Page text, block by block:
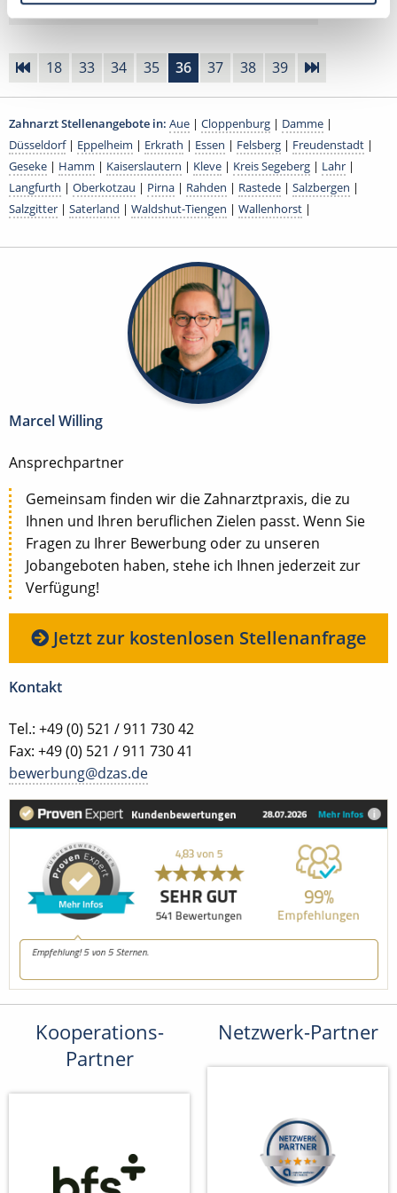
18 33 34 35 36 37 38 39
Zahnarzt Stellenangebote in: Aue | Cloppenburg | Damme |
Düsseldorf| Eppelheim | Erkrath | Essen | Felsberg | Freudenstadt |
Geseke | Hamm | Kaiserslautern | Kleve | Kreis Segeberg | Lahr |
Langfurth | Oberkotzau | Pirna | Rahden | Rastede | Salzbergen |
Salzgitter | Saterland | Waldshut-Tiengen | Wallenhorst |
Marcel Willing
Ansprechpartner
Gemeinsam finden wir die Zahnarztpraxis, die zu
Ihnen und Ihren beruflichen Zielen passt. Wenn Sie
Fragen zu Ihrer Bewerbung oder zu unseren
Jobangeboten haben, stehe ich Ihnen jederzeit zur
Verfügung!
Jetzt zur kostenlosen Stellenanfrage
Kontakt
Tel.: +49 (0) 521 / 911 730 42
Fax: +49 (0) 521 / 911 730 41
bewerbung@dzas.de
Kooperations-
Partner
Netzwerk-Partner